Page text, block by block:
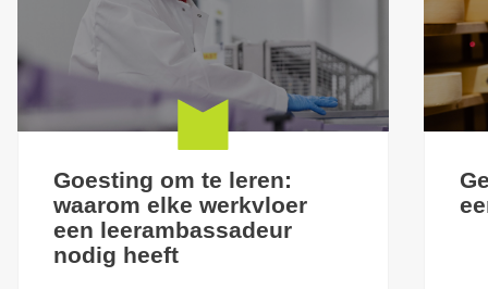
Goesting om te leren:
waarom elke werkvloer
een leerambassadeur
nodig heeft